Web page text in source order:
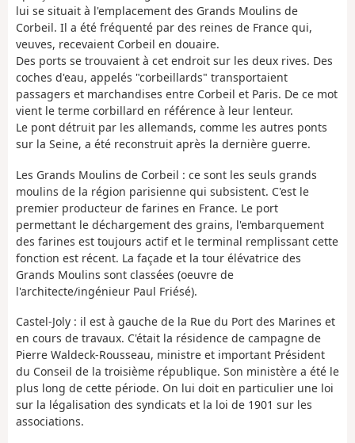
lui se situait à l'emplacement des Grands Moulins de
Corbeil. Il a été fréquenté par des reines de France qui,
veuves, recevaient Corbeil en douaire.
Des ports se trouvaient à cet endroit sur les deux rives. Des
coches d'eau, appelés "corbeillards" transportaient
passagers et marchandises entre Corbeil et Paris. De ce mot
vient le terme corbillard en référence à leur lenteur.
Le pont détruit par les allemands, comme les autres ponts
sur la Seine, a été reconstruit après la dernière guerre.
Les Grands Moulins de Corbeil : ce sont les seuls grands
moulins de la région parisienne qui subsistent. C'est le
premier producteur de farines en France. Le port
permettant le déchargement des grains, l'embarquement
des farines est toujours actif et le terminal remplissant cette
fonction est récent. La façade et la tour élévatrice des
Grands Moulins sont classées (oeuvre de
l'architecte/ingénieur Paul Friésé).
Castel-Joly : il est à gauche de la Rue du Port des Marines et
en cours de travaux. C'était la résidence de campagne de
Pierre Waldeck-Rousseau, ministre et important Président
du Conseil de la troisième république. Son ministère a été le
plus long de cette période. On lui doit en particulier une loi
sur la légalisation des syndicats et la loi de 1901 sur les
associations.